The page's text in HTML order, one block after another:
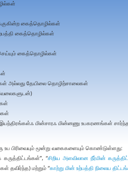
கைத்தொழில்கள்
கைத்தொழில்கள்
கைத்தொழில்கள்
அல்லது தேயிலை தொழிற்சாலைகள்
மின்சாரஃ மின்னணு உபகரணங்கள்
உப பிரிவையும் மூன்று வகைகளையும் கொண்டுள்ளது:
கருத்திட்டங்கள்”, “சிறிய அளவிலான நீர்மின்
தவிர்ந்த) மற்றும் “காற்று மின் உற்பத்தி நிலைய